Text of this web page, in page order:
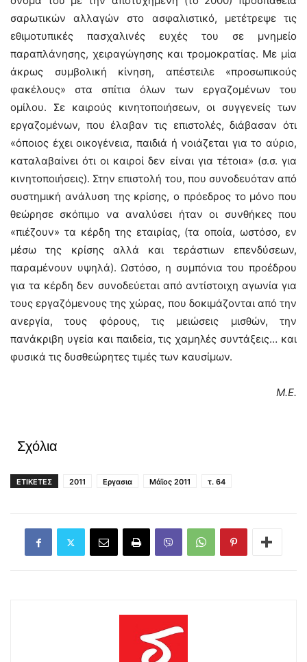
σαρωτικών αλλαγών στο ασφαλιστικό, μετέτρεψε τις
εθιμοτυπικές πασχαλινές ευχές του σε μνημείο
παραπλάνησης, χειραγώγησης και τρομοκρατίας. Με μία
άκρως συμβολική κίνηση, απέστειλε «προσωπικούς
φακέλους» στα σπίτια όλων των εργαζομένων του
ομίλου. Σε καιρούς κινητοποιήσεων, οι συγγενείς των
εργαζομένων, που έλαβαν τις επιστολές, διάβασαν ότι
«όποιος έχει οικογένεια, παιδιά ή νοιάζεται για το αύριο,
καταλαβαίνει ότι οι καιροί δεν είναι για τέτοια» (σ.σ. για
κινητοποιήσεις). Στην επιστολή του, που συνοδευόταν από
συστημική ανάλυση της κρίσης, ο πρόεδρος το μόνο που
θεώρησε σκόπιμο να αναλύσει ήταν οι συνθήκες που
«πιέζουν» τα κέρδη της εταιρίας, (τα οποία, ωστόσο, εν
μέσω της κρίσης αλλά και τεράστιων επενδύσεων,
παραμένουν υψηλά). Ωστόσο, η συμπόνια του προέδρου
για τα κέρδη δεν συνοδεύεται από αντίστοιχη αγωνία για
τους εργαζόμενους της χώρας, που δοκιμάζονται από την
ανεργία, τους φόρους, τις μειώσεις μισθών, την
πανάκριβη υγεία και παιδεία, τις χαμηλές συντάξεις… και
φυσικά τις δυσθεώρητες τιμές των καυσίμων.
Μ.Ε.
Σχόλια
ΕΤΙΚΕΤΕΣ 2011 Εργασια Μάϊος 2011 τ. 64